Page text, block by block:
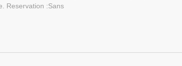
Reservation :Sans